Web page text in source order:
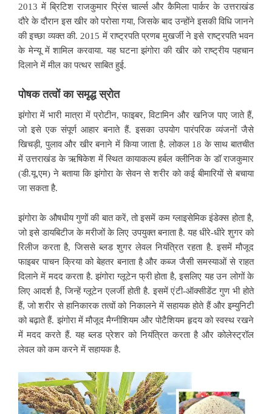
2013 में ब्रिटिश राजकुमार प्रिंस चार्ल्स और कैमिला पार्कर के उत्तराखंड
दौरे के दौरान इस खीर को परोसा गया, जिसके बाद उन्होंने इसकी विधि जानने
की इच्छा व्यक्त की. 2015 में राष्ट्रपति प्रणब मुखर्जी ने इसे राष्ट्रपति भवन
के मेन्यू में शामिल करवाया. यह घटना झंगोरा की खीर को राष्ट्रीय पहचान
दिलाने में मील का पत्थर साबित हुई.
पोषकतत्वोंकासमृद्धस्रोत
झंगोरा में भारी मात्रा में प्रोटीन, फाइबर, विटामिन और खनिज पाए जाते हैं,
जो इसे एक संपूर्ण आहार बनाते हैं. इसका उपयोग पारंपरिक व्यंजनों जैसे
खिचड़ी, पुलाव और खीर बनाने में किया जाता है. लोकल 18 के साथ बातचीत
में उत्तराखंड के ऋषिकेश में स्थित कायाकल्प हर्बल क्लीनिक के डॉ राजकुमार
(डी.यू.एम) ने बताया कि झंगोरा के सेवन से शरीर को कई बीमारियों से बचाया
जा सकता है.
झंगोरा के औषधीय गुणों की बात करें, तो इसमें कम ग्लाइसेमिक इंडेक्स होता है,
जो इसे डायबिटीज के मरीजों के लिए उपयुक्त बनाता है. यह धीरे-धीरे शुगर को
रिलीज करता है, जिससे ब्लड शुगर लेवल नियंत्रित रहता है. इसमें मौजूद
फाइबर पाचन क्रिया को बेहतर बनाता है और कब्ज जैसी समस्याओं से राहत
दिलाने में मदद करता है. झंगोरा ग्लूटेन फ्री होता है, इसलिए यह उन लोगों के
लिए आदर्श है, जिन्हें ग्लूटेन एलर्जी होती है. इसमें एंटी-ऑक्सीडेंट गुण भी होते
हैं, जो शरीर से हानिकारक तत्वों को निकालने में सहायक होते हैं और इम्युनिटी
को बढ़ाते हैं. झंगोरा में मौजूद मैग्नीशियम और पोटैशियम हृदय को स्वस्थ रखने
में मदद करते हैं. यह ब्लड प्रेशर को नियंत्रित करता है और कोलेस्ट्रॉल
लेवल को कम करने में सहायक है.